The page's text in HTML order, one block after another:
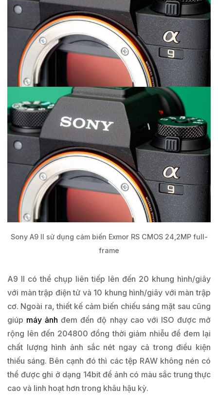
Sony A9 II sử dụng cảm biến Exmor RS CMOS 24,2MP full-
frame
A9 II có thể chụp liên tiếp lên đến 20 khung hình/giây
với màn trập điện tử và 10 khung hình/giây với màn trập
cơ. Ngoài ra, thiết kế cảm biến chiếu sáng mặt sau cũng
giúp máy ảnh đem đến độ nhạy cao với ISO được mở
rộng lên đến 204800 đồng thời giảm nhiễu để đem lại
chất lượng hình ảnh sắc nét ngay cả trong điều kiện
thiếu sáng. Bên cạnh đó thì các tệp RAW không nén có
thể được ghi ở dạng 14bit để ảnh có màu sắc trung thực
cao và linh hoạt hơn trong khâu hậu kỳ.